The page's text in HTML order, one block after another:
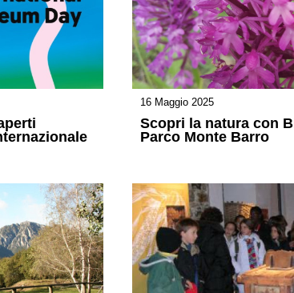
16 Maggio 2025
Scopri la natura con
Parco Monte Barro